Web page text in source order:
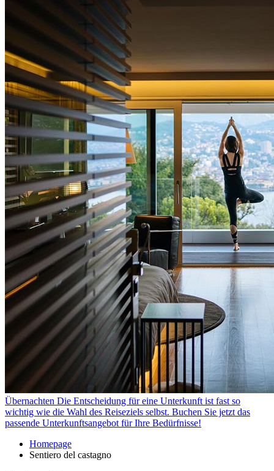
Übernachten Die Entscheidung für eine Unterkunft ist fast so
wichtig wie die Wahl des Reiseziels selbst. Buchen Sie jetzt das
passende Unterkunftsangebot für Ihre Bedürfnisse!
Homepage
Sentiero del castagno